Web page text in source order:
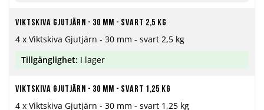
Viktskiva gjutjärn - 30 mm - svart 2,5 kg
4 x Viktskiva Gjutjärn - 30 mm - svart 2,5 kg
Tillgänglighet: I lager
Viktskiva gjutjärn - 30 mm - svart 1,25 kg
4 x Viktskiva Gjutjärn - 30 mm - svart 1,25 kg